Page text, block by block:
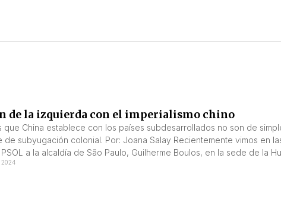
de la izquierda con el imperialismo chino
que China establece con los países subdesarrollados no son de
de subyugación colonial. Por: Joana Salay Recientemente vimos en
a la alcaldía de São Paulo, Guilherme Boulos, en la sede de la
2024